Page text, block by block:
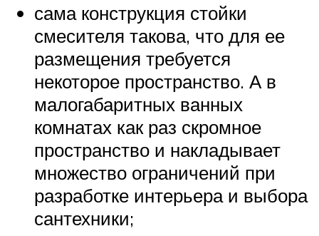
сама конструкция стойки
смесителя такова, что для ее
размещения требуется
некоторое пространство. А в
малогабаритных ванных
комнатах как раз скромное
пространство и накладывает
множество ограничений при
разработке интерьера и выбора
сантехники;